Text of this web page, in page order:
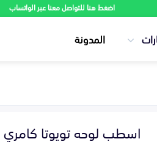
اضغط هنا للتواصل معنا عبر الواتساب
المدونة
اسطب لوحه تويوتا كامري 1998-2013